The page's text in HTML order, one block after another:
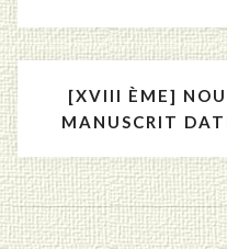
[XVIII ÈME]
MANUSCRIT